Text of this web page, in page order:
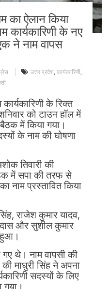
का ऐलान किया
कार्यकारिणी के नए
ने नाम वापस
उत्तर प्रदेश, कार्यकारिणी,
के रिक्त
को टाउन हॉल में
में किया गया।
के नाम की घोषणा
तिवारी की
में सपा की तरफ से
नाम प्रस्तावित किया
राजेश कुमार यादव,
और सुशील कुमार
हुआ।
गए थे। नाम वापसी की
माधुरी सिंह ने अपना
सदस्यों के लिए
गया।